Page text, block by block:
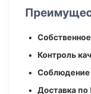
Контроль
Соблюдение
Доставка